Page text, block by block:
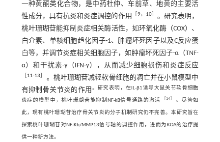
一种黄酮类化合物，是中药杜仲、车前草、地黄的主要活
性成分，具有抗炎和炎症调控的作用
9， 10］ 。研究表明，
桃叶珊瑚苷能抑制炎症相关酶活性，如环氧化酶（COX）、
白介素、单核细胞趋化因子-1、肿瘤坏死因子以及C反应蛋
白等，并调节炎症相关细胞因子，如肿瘤坏死因子-α（TNF-
α）和干扰素-γ（IFN-γ），从而减少细胞损伤和炎症反应
11-13
。桃叶珊瑚苷减轻软骨细胞的凋亡并在小鼠模型中
有抑制骨关节炎的作用 。研究表明，在IL-β1诱导大鼠关节软骨细胞
炎症的模型中，桃叶珊瑚苷能抑制NF-kB信号通路的激活 14 。尽管如
此，现有桃叶珊瑚苷治疗骨关节炎的分子机制研究仍不完善。本研究旨在
探索桃叶珊瑚苷对NF-Kb/MMP13信号轴的调控作用，进而为KOA的治疗提
供一种新方法。